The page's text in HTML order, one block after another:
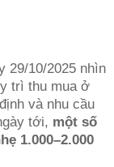
29/10/2025 nhìn
trì thu mua ở
và nhu cầu
tới, một số
1.000–2.000